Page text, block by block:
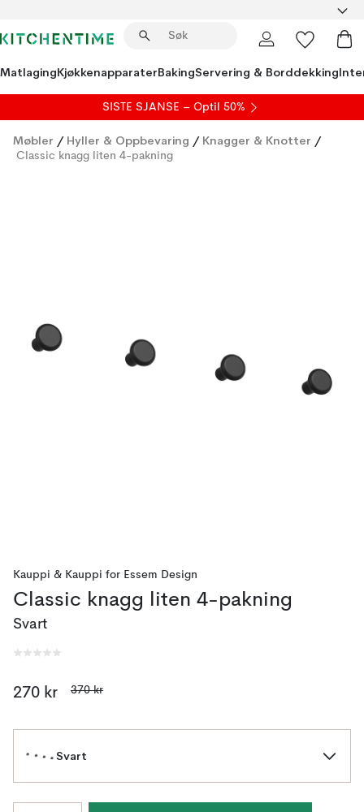
MatlagingKjøkkenapparaterBakingServering & Borddekking
SISTE SJANSE – Optil 50%
Møbler / Hyller & Oppbevaring / Knagger & Knotter /
Classic knagg liten 4-pakning
Kauppi & Kauppi for Essem Design
Classic knagg liten 4-pakning
Svart
270 kr 370 kr
Svart